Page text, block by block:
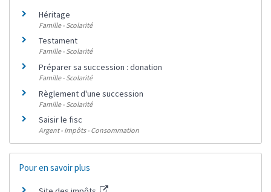
Héritage
Famille - Scolarité
Testament
Famille - Scolarité
Préparer sa succession : donation
Famille - Scolarité
Règlement d'une succession
Famille - Scolarité
Saisir le fisc
Argent - Impôts - Consommation
Pour en savoir plus